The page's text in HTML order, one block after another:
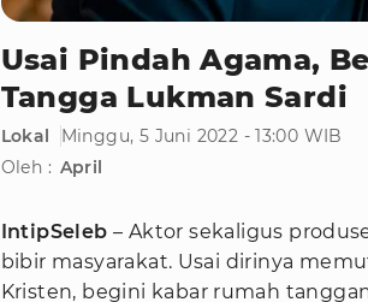
Usai Pindah Agama,
Tangga Lukman Sardi
Lokal
Minggu, 5 Juni 2022 - 13:00 WIB
Oleh : April
IntipSeleb – Aktor sekaligus
bibir masyarakat. Usai dirinya
Kristen, begini kabar rumah